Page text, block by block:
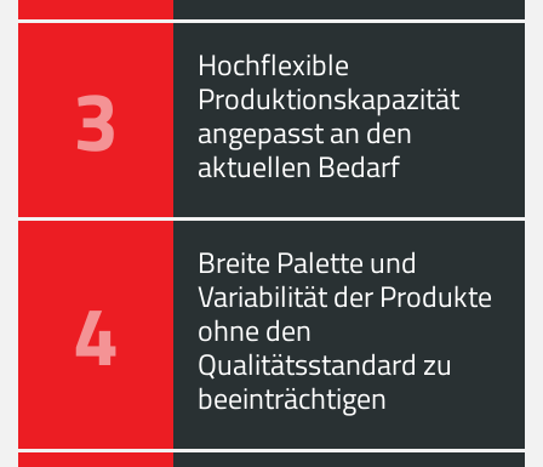
3 Hochflexible
Produktionskapazität
angepasst an den
aktuellen Bedarf
4
Breite Palette und
Variabilität der Produkte
ohne den
Qualitätsstandard zu
beeinträchtigen